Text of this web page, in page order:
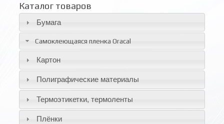
Каталог товаров
Бумага
Самоклеющаяся пленка Oracal
Картон
Полиграфические материалы
Термоэтикетки, термоленты
Плёнки